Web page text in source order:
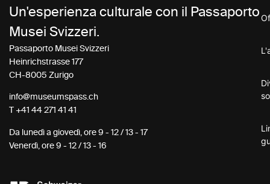
Un'esperienza culturale con il Passaporto
Musei Svizzeri.
Passaporto Musei Svizzeri
Heinrichstrasse 177
CH-8005 Zurigo
info@museumspass.ch
T +41 44 271 41 41
Da lunedì a giovedì, ore 9 - 12 / 13 - 17
Venerdì, ore 9 - 12 / 13 - 16